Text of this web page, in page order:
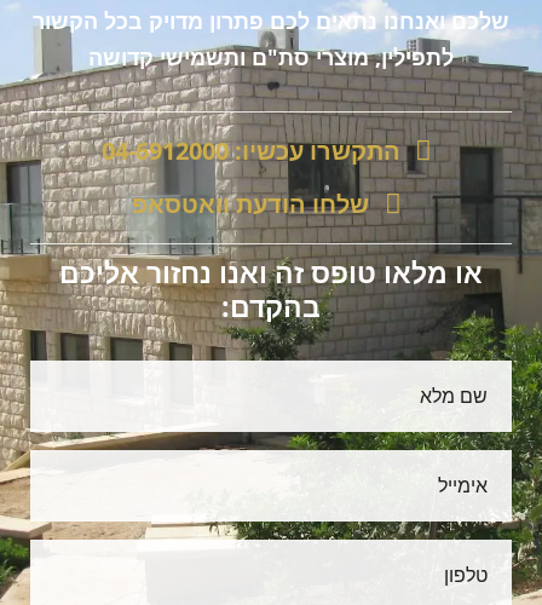
שלכם ואנחנו נתאים לכם פתרון מדויק בכל הקשור
לתפילין, מוצרי סת"ם ותשמישי קדושה
התקשרו עכשיו: 04-6912000
שלחו הודעת וואטסאפ
או מלאו טופס זה ואנו נחזור אליכם
בהקדם: